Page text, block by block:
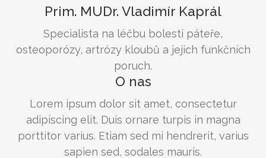
Prim. MUDr. Vladimír Kaprál
Specialista na léčbu bolesti páteře,
osteoporózy, artrózy kloubů a jejich funkčních
poruch.
O nas
Lorem ipsum dolor sit amet, consectetur
adipiscing elit. Duis ornare turpis in magna
porttitor varius. Etiam sed mi hendrerit, varius
sapien sed, sodales mauris.